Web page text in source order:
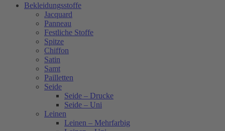
Bekleidungsstoffe
Jacquard
Panneau
Festliche Stoffe
Spitze
Chiffon
Satin
Samt
Pailletten
Seide
Seide – Drucke
Seide – Uni
Leinen
Leinen – Mehrfarbig